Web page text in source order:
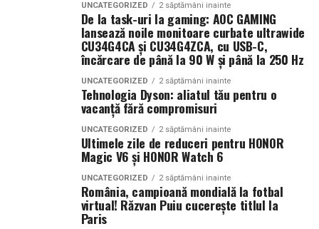
În concluzie, integrarea unui website performant cu
optimizarea și promovarea eficientă reprezintă una
dintre cele mai profitabile direcții de dezvoltare pentru
orice afacere care dorește să își crească numărul de
clienți și să își consolideze prezența online.
(Advertorial AI)
Parfumuri create fără limite
La La Lime, cât șiTropic Thunderfac parte dinTop
, prima colecție Oriflame inspirată din parfumeria
Colecția a fost dezvoltată în colaborare cu Givaudan și
cu noua generație de parfumieri ai școlii sale de
parfumerie. În cadrul unui proiect unic, aceștia au
primit aceeași provocare: să creeze fără reguli, fără
constrângeri comerciale și fără limitări de cost.
Rezultatul este o colecție de parfumuri moderne,
construite în jurul creativității și al ingredientelor
UNCATEGORIZED 2 săptămâni inainte
De la task-uri la gaming: AOC GAMING
lansează noile monitoare curbate ultrawide
CU34G4CA și CU34G4ZCA, cu USB-C,
încărcare de până la 90 W și până la 250 Hz
UNCATEGORIZED 2 săptămâni inainte
Tehnologia Dyson: aliatul tău pentru o
vacanță fără compromisuri
UNCATEGORIZED 2 săptămâni inainte
Ultimele zile de reduceri pentru HONOR
Magic V6 și HONOR Watch 6
UNCATEGORIZED 2 săptămâni inainte
România, campioană mondială la fotbal
virtual! Răzvan Puiu cucerește titlul la
Paris